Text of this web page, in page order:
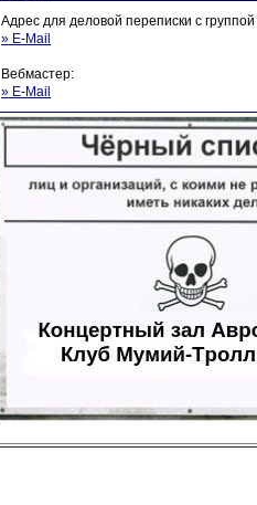
Адрес для деловой переписки с
» E-Mail
Вебмастер:
» E-Mail